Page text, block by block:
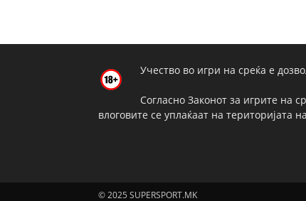
Учество во игри на среќа е
Согласно Законот за игрите на
влоговите се уплаќаат на територијата
© 2025 SUPERSPORT.MK